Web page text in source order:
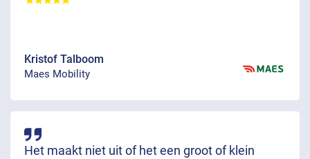
Kristof Talboom
Maes Mobility
Het maakt niet uit of het een groot of klein